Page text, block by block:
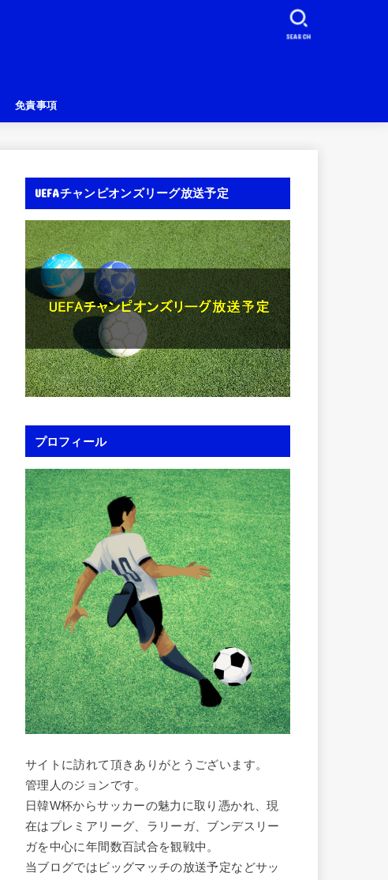
免責事項
SEARCH
UEFAチャンピオンズリーグ放送予定
プロフィール
サイトに訪れて頂きありがとうございます。
管理人のジョンです。
日韓W杯からサッカーの魅力に取り憑かれ、現
在はプレミアリーグ、ラリーガ、ブンデスリー
ガを中心に年間数百試合を観戦中。
当ブログではビッグマッチの放送予定などサッ